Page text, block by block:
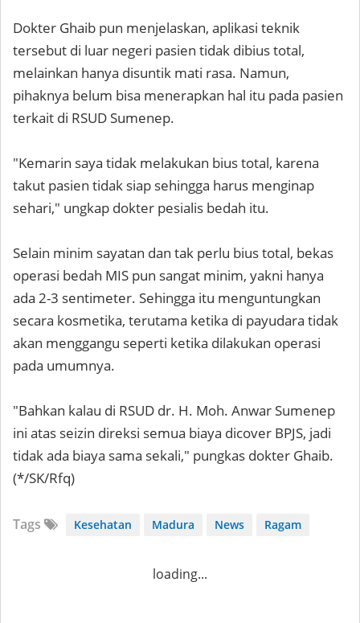
Dokter Ghaib pun menjelaskan, aplikasi teknik
tersebut di luar negeri pasien tidak dibius total,
melainkan hanya disuntik mati rasa. Namun,
pihaknya belum bisa menerapkan hal itu pada pasien
terkait di RSUD Sumenep.
"Kemarin saya tidak melakukan bius total, karena
takut pasien tidak siap sehingga harus menginap
sehari," ungkap dokter pesialis bedah itu.
Selain minim sayatan dan tak perlu bius total, bekas
operasi bedah MIS pun sangat minim, yakni hanya
ada 2-3 sentimeter. Sehingga itu menguntungkan
secara kosmetika, terutama ketika di payudara tidak
akan menggangu seperti ketika dilakukan operasi
pada umumnya.
"Bahkan kalau di RSUD dr. H. Moh. Anwar Sumenep
ini atas seizin direksi semua biaya dicover BPJS, jadi
tidak ada biaya sama sekali," pungkas dokter Ghaib.
(*/SK/Rfq)
Tags Kesehatan Madura News Ragam
loading...